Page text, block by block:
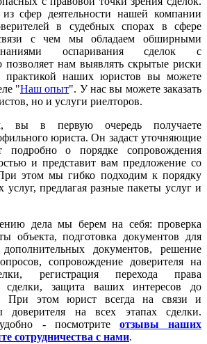
сфер деятельности нашей компании
в судебных спорах в сфере
с чем мы обладаем обширными
оспаривания сделок с
нам выявлять скрытые риски
практикой наших юристов вы можете
"Наш опыт". У нас вы можете заказать
но и услуги риелторов.
вы в первую очередь получаете
юриста. Он задаст уточняющие
подробно о порядке сопровождения
и представит вам предложение со
этом мы гибко подходим к порядку
предлагая разные пакеты услуг и
дела мы берем на себя: проверка
объекта, подготовка документов для
документов, решение
сопровождение доверителя на
регистрация перехода права
сделки, защита ваших интересов до
При этом юрист всегда на связи и
доверителя на всех этапах сделки.
- посмотрите отзывы наших
сотрудничества с нами.